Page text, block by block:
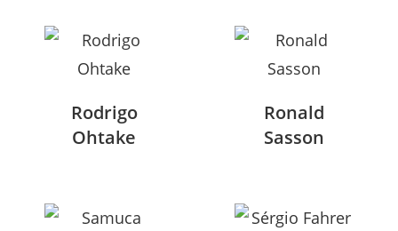
Rodrigo
Ohtake
Ronald
Sasson